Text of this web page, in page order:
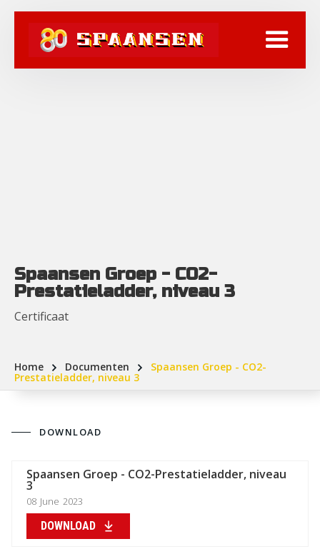
Spaansen Groep - CO2-
Prestatieladder, niveau 3
Certificaat
Home Documenten Spaansen Groep - CO2-
Prestatieladder, niveau 3
DOWNLOAD
Spaansen Groep - CO2-Prestatieladder, niveau
3
08 June 2023
DOWNLOAD